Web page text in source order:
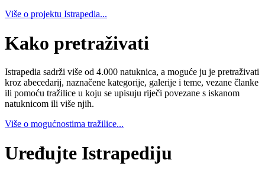
Više o projektu Istrapedia...
Kako pretraživati
Istrapedia sadrži više od 4.000 natuknica, a moguće ju je pretraživati
kroz abecedarij, naznačene kategorije, galerije i teme, vezane članke
ili pomoću tražilice u koju se upisuju riječi povezane s iskanom
natuknicom ili više njih.
Više o mogućnostima tražilice...
Uređujte Istrapediju